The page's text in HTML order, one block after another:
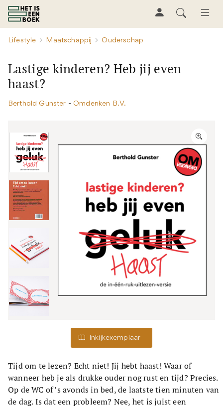
Lifestyle Maatschappij Ouderschap
Lastige kinderen? Heb jij even
haast?
Berthold Gunster - Omdenken B.V.
Inkijkexemplaar
Tijd om te lezen? Echt niet! Jij hebt haast! Waar of
wanneer heb je als drukke ouder nog rust en tijd? Precies.
Op de WC of ’s avonds in bed, de laatste tien minuten van
de dag. Is dat een probleem? Nee, het is juist een